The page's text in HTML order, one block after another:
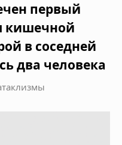
первый
кишечной
в соседней
два человека